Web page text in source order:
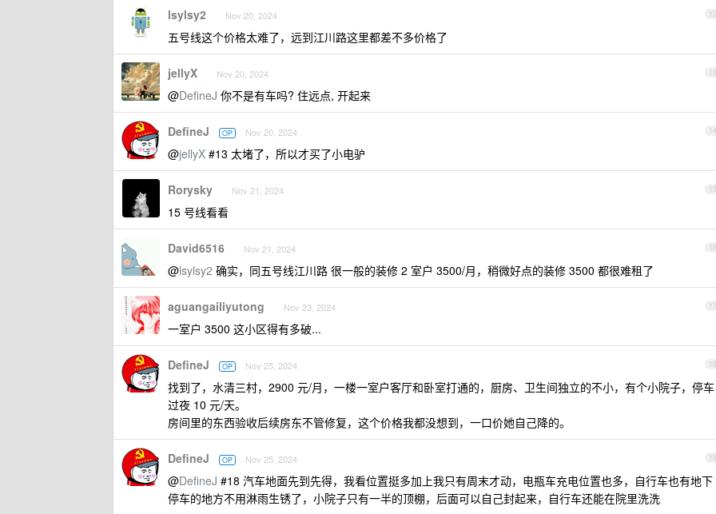
12
lsylsy2 Nov 20, 2024
五号线这个价格太难了，远到江川路这里都差不多价格了
13
jellyX Nov 20, 2024
@DefineJ 你不是有车吗? 住远点, 开起来
14
DefineJ OP Nov 20, 2024
@jellyX #13 太堵了，所以才买了小电驴
15
Rorysky Nov 21, 2024
15 号线看看
16
David6516 Nov 21, 2024
@lsylsy2 确实，同五号线江川路 很一般的装修 2 室户 3500/月，稍微好点的装修 3500 都很难租了
17
aguangailiyutong Nov 23, 2024
一室户 3500 这小区得有多破...
18
DefineJ OP Nov 25, 2024
找到了，水清三村，2900 元/月，一楼一室户客厅和卧室打通的，厨房、卫生间独立的不小，有个小院子，停车
过夜 10 元/天。
房间里的东西验收后续房东不管修复，这个价格我都没想到，一口价她自己降的。
19
DefineJ OP Nov 25, 2024
@DefineJ #18 汽车地面先到先得，我看位置挺多加上我只有周末才动，电瓶车充电位置也多，自行车也有地下
停车的地方不用淋雨生锈了，小院子只有一半的顶棚，后面可以自己封起来，自行车还能在院里洗洗